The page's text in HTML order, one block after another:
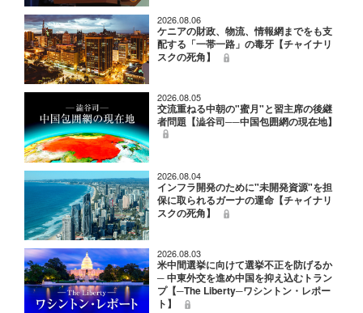
2026.08.06
ケニアの財政、物流、情報網までをも支
配する「一帯一路」の毒牙【チャイナリ
スクの死角】
2026.08.05
交流重ねる中朝の"蜜月"と習主席の後継
者問題【澁谷司──中国包囲網の現在地】
2026.08.04
インフラ開発のために"未開発資源"を担
保に取られるガーナの運命【チャイナリ
スクの死角】
2026.08.03
米中間選挙に向けて選挙不正を防げるか
─ 中東外交を進め中国を抑え込むトラン
プ【─The Liberty─ワシントン・レポー
ト】